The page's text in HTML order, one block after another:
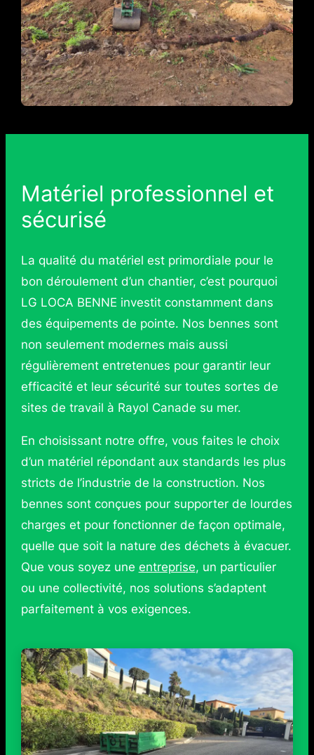
Matériel professionnel et
sécurisé
La qualité du matériel est primordiale pour le
bon déroulement d’un chantier, c’est pourquoi
LG LOCA BENNE investit constamment dans
des équipements de pointe. Nos bennes sont
non seulement modernes mais aussi
régulièrement entretenues pour garantir leur
efficacité et leur sécurité sur toutes sortes de
sites de travail à Rayol Canade su mer.
En choisissant notre offre, vous faites le choix
d’un matériel répondant aux standards les plus
stricts de l’industrie de la construction. Nos
bennes sont conçues pour supporter de lourdes
charges et pour fonctionner de façon optimale,
quelle que soit la nature des déchets à évacuer.
Que vous soyez une entreprise, un particulier
ou une collectivité, nos solutions s’adaptent
parfaitement à vos exigences.